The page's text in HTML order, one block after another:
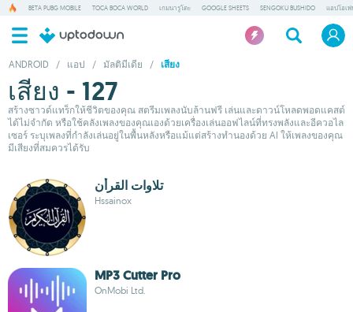
BETA PUBG MOBILE TOCA BOCA WORLD เกมนารูโตะ GOOGLE SHEETS SENGOKU BUSHIDO แอปโอเ
ANDROID / แอป / มัลติมีเดีย / เสียง
เสียง - 127
สร้างซาวด์แทร็กให้ชีวิตของคุณ สตรีมเพลงนับล้านฟรี เล่นและดาวน์โหลดพอดแคสต์
ได้ไม่จำกัด หรือใช้คลังเพลงของคุณเองด้วยเครื่องเล่นออฟไลน์ที่ทรงพลังและอีควอไล
เซอร์ ระบุเพลงที่กำลังเล่นอยู่ในพื้นหลังหรือแม้แต่สร้างทำนองด้วย AI ให้เพลงของคุณ
มีเสียงที่สมควรได้รับ
تلاوات القرأن
Hssainox
MP3 Cutter Pro
OnMobi Ltd.